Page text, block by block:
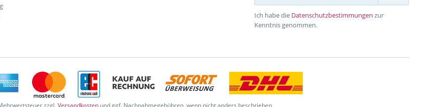
Ich habe die Datenschutzbestimmungen zur
Kenntnis genommen.